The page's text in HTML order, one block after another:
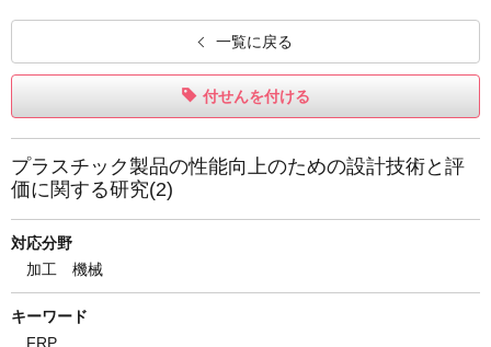
一覧に戻る
付せんを付ける
プラスチック製品の性能向上のための設計技術と評
価に関する研究(2)
対応分野
加工
機械
キーワード
FRP